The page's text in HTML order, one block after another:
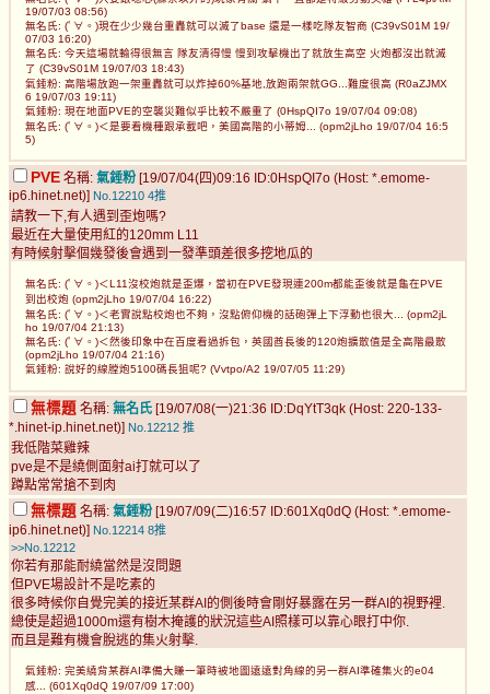
19/07/03 08:56)
無名氏: (ﾟ∀。)現在少少幾台重轟就可以滅了base 還是一樣吃隊友智商 (C39vS01M 19/
07/03 16:20)
無名氏: 今天這場就輸得很無言 隊友清得慢 慢到攻擊機出了就放生高空 火炮都沒出就滅
了 (C39vS01M 19/07/03 18:43)
氣錘粉: 高階場放跑一架重轟就可以炸掉60%基地,放跑兩架就GG...難度很高 (R0aZJMX
6 19/07/03 19:11)
氣錘粉: 現在地面PVE的空襲災難似乎比較不嚴重了 (0HspQI7o 19/07/04 09:08)
無名氏: (ﾟ∀。)＜是要看機種跟承載吧，美國高階的小蒂姆... (opm2jLho 19/07/04 16:5
5)
PVE 名稱: 氣錘粉 [19/07/04(四)09:16 ID:0HspQI7o (Host: *.emome-
ip6.hinet.net)] No.12210 4推
請教一下,有人遇到歪炮嗎?
最近在大量使用紅的120mm L11
有時候射擊個幾發後會遇到一發準頭差很多挖地瓜的
無名氏: (ﾟ∀。)＜L11沒校炮就是歪爆，當初在PVE發現連200m都能歪後就是龜在PVE
到出校炮 (opm2jLho 19/07/04 16:22)
無名氏: (ﾟ∀。)＜老實說點校炮也不夠，沒點俯仰機的話砲彈上下浮動也很大... (opm2jL
ho 19/07/04 21:13)
無名氏: (ﾟ∀。)＜然後印象中在百度看過拆包，英國酋長後的120炮擴散值是全高階最散
(opm2jLho 19/07/04 21:16)
氣錘粉: 說好的線膛炮5100碼長狙呢? (Vvtpo/A2 19/07/05 11:29)
無標題 名稱: 無名氏 [19/07/08(一)21:36 ID:DqYtT3qk (Host: 220-133-
*.hinet-ip.hinet.net)] No.12212 推
我低階菜雞辣
pve是不是繞側面射ai打就可以了
蹲點常常搶不到肉
無標題 名稱: 氣錘粉 [19/07/09(二)16:57 ID:601Xq0dQ (Host: *.emome-
ip6.hinet.net)] No.12214 8推
>>No.12212
你若有那能耐繞當然是沒問題
但PVE場設計不是吃素的
很多時候你自覺完美的接近某群AI的側後時會剛好暴露在另一群AI的視野裡.
總使是超過1000m還有樹木掩護的狀況這些AI照樣可以靠心眼打中你.
而且是難有機會脫逃的集火射擊.
氣錘粉: 完美繞背某群AI準備大賺一筆時被地圖遠遠對角線的另一群AI準確集火的e04
感... (601Xq0dQ 19/07/09 17:00)